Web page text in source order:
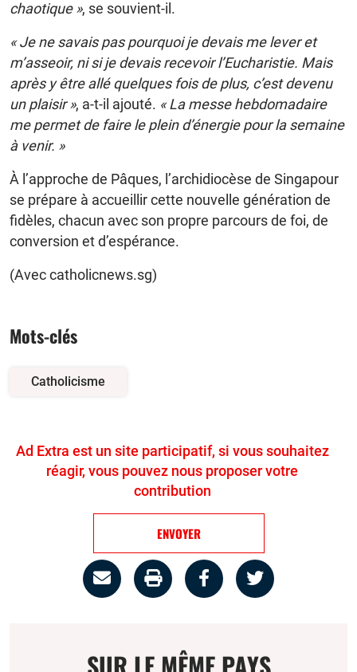
chaotique », se souvient-il.
« Je ne savais pas pourquoi je devais me lever et
m’asseoir, ni si je devais recevoir l’Eucharistie. Mais
après y être allé quelques fois de plus, c’est devenu
un plaisir », a-t-il ajouté. « La messe hebdomadaire
me permet de faire le plein d’énergie pour la semaine
à venir. »
À l’approche de Pâques, l’archidiocèse de Singapour
se prépare à accueillir cette nouvelle génération de
fidèles, chacun avec son propre parcours de foi, de
conversion et d’espérance.
(Avec catholicnews.sg)
Mots-clés
Catholicisme
Ad Extra est un site participatif, si vous souhaitez
réagir, vous pouvez nous proposer votre
contribution
ENVOYER
Partage
par
ImprimerPartager
sur
Partager